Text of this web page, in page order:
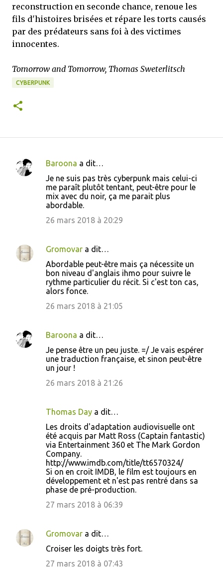
reconstruction en seconde chance, renoue les
fils d'histoires brisées et répare les torts causés
par des prédateurs sans foi à des victimes
innocentes.
Tomorrow and Tomorrow, Thomas Sweterlitsch
CYBERPUNK
C
t
Baroona a dit…
Je ne suis pas très cyberpunk mais celui-ci
me paraît plutôt tentant, peut-être pour le
mix avec du noir, ça me parait plus
abordable.
26 mars 2018 à 20:29
Gromovar a dit…
Abordable peut-être mais ça nécessite un
bon niveau d'anglais ihmo pour suivre le
rythme particulier du récit. Si c'est ton cas,
alors fonce.
26 mars 2018 à 21:05
Baroona a dit…
Je pense être un peu juste. =/ Je vais espérer
une traduction française, et sinon peut-être
un jour !
26 mars 2018 à 21:26
Thomas Day a dit…
Les droits d'adaptation audiovisuelle ont
été acquis par Matt Ross (Captain fantastic)
via Entertainment 360 et The Mark Gordon
Company.
http://www.imdb.com/title/tt6570324/
Si on en croit IMDB, le film est toujours en
développement et n'est pas rentré dans sa
phase de pré-production.
27 mars 2018 à 06:39
Gromovar a dit…
Croiser les doigts très fort.
27 mars 2018 à 07:43